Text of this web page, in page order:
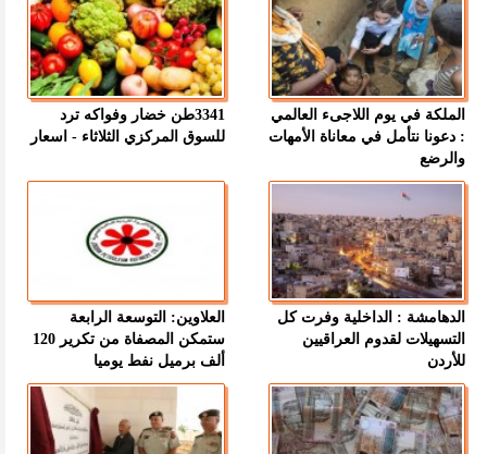
الملكة في يوم اللاجىء العالمي
: دعونا نتأمل في معاناة الأمهات
والرضع
3341طن خضار وفواكه ترد
للسوق المركزي الثلاثاء - اسعار
الدهامشة : الداخلية وفرت كل
التسهيلات لقدوم العراقيين
للأردن
العلاوين: التوسعة الرابعة
ستمكن المصفاة من تكرير 120
ألف برميل نفط يوميا